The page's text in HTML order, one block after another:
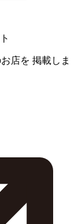
店を 掲載しま